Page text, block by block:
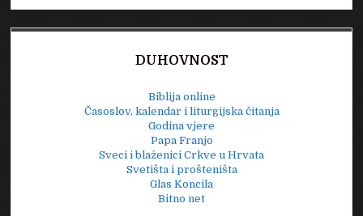
DUHOVNOST
Biblija online
Časoslov, kalendar i liturgijska čitanja
Godina vjere
Papa Franjo
Sveci i blaženici Crkve u Hrvata
Svetišta i prošteništa
Glas Koncila
Bitno net